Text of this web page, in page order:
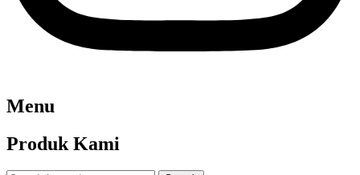
Menu
Produk Kami